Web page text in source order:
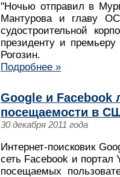
"Ночью отправил в
Мантурова и главу
судостроительной
президенту и
Рогозин.
Подробнее »
Google и Facebook
посещаемости в
30 декабря 2011 года
Интернет-поисковик
сеть Facebook и портал
посещаемых